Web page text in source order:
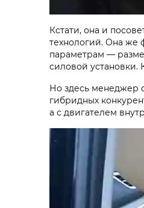
Кстати, она и
технологий. Она же
параметрам —
силовой установки.
Но здесь менеджер
гибридных
а с двигателем